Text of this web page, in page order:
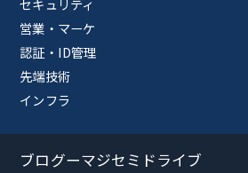
セキュリティ
営業・マーケ
認証・ID管理
先端技術
インフラ
ブログーマジセミドライブ